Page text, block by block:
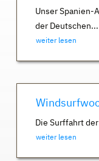
Unser Spanien-
der Deutschen...
weiter lesen
Die Surffahrt
weiter lesen